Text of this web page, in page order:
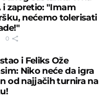
i zapretio: "Imam
nećemo tolerisati
0
i Feliks Ože
Niko neće da igra
od najjačih turnira na